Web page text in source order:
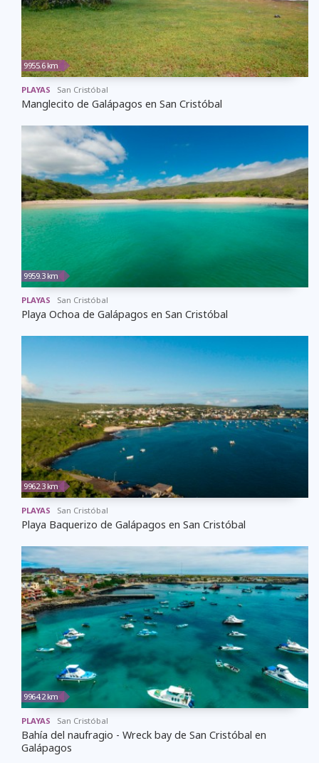
9955.6 km
PLAYAS San Cristóbal
Manglecito de Galápagos en San Cristóbal
9959.3 km
PLAYAS San Cristóbal
Playa Ochoa de Galápagos en San Cristóbal
9962.3 km
PLAYAS San Cristóbal
Playa Baquerizo de Galápagos en San Cristóbal
9964.2 km
PLAYAS San Cristóbal
Bahía del naufragio - Wreck bay de San Cristóbal en
Galápagos